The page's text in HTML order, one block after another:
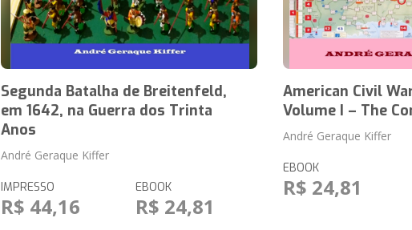
Segunda Batalha de Breitenfeld,
em 1642, na Guerra dos Trinta
Anos
André Geraque Kiffer
IMPRESSO
R$ 44,16
EBOOK
R$ 24,81
American Civil
Volume I – The
André Geraque Kiffer
EBOOK
R$ 24,81